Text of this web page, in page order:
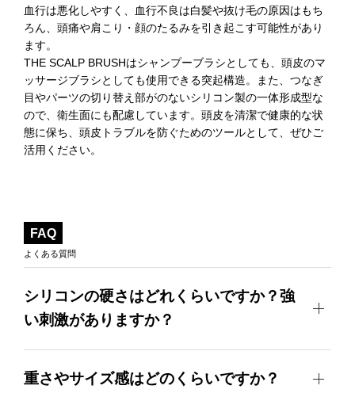
血行は悪化しやすく、血行不良は白髪や抜け毛の原因はもち
ろん、頭痛や肩こり・顔のたるみを引き起こす可能性があり
ます。
THE SCALP BRUSHはシャンプーブラシとしても、頭皮のマ
ッサージブラシとしても使用できる突起構造。また、つなぎ
目やパーツの切り替え部がのないシリコン製の一体形成型な
ので、衛生面にも配慮しています。頭皮を清潔で健康的な状
態に保ち、頭皮トラブルを防ぐためのツールとして、ぜひご
活用ください。
FAQ
よくある質問
シリコンの硬さはどれくらいですか？強
い刺激がありますか？
重さやサイズ感はどのくらいですか？